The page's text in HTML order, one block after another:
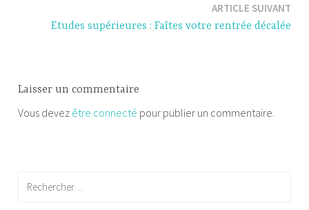
ARTICLE SUIVANT
Etudes supérieures : Faîtes votre rentrée décalée
Laisser un commentaire
Vous devez être connecté pour publier un commentaire.